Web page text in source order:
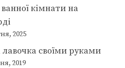
ванної кімнати на
2025
лавочка своїми руками
2019